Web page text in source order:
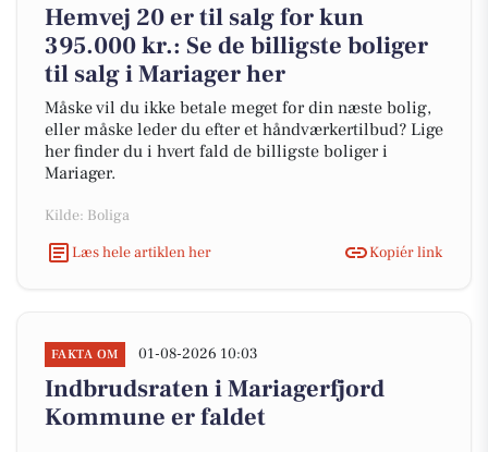
Hemvej 20 er til salg for kun
395.000 kr.: Se de billigste boliger
til salg i Mariager her
Måske vil du ikke betale meget for din næste bolig,
eller måske leder du efter et håndværkertilbud? Lige
her finder du i hvert fald de billigste boliger i
Mariager.
Kilde: Boliga
Læs hele artiklen her
Kopiér link
FAKTA OM 01-08-2026 10:03
Indbrudsraten i Mariagerfjord
Kommune er faldet